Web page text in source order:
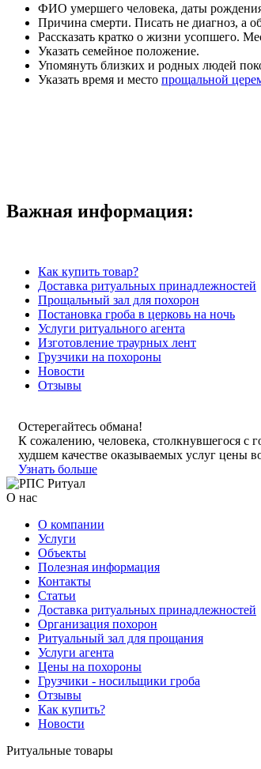
ФИО умершего человека, даты
Причина смерти. Писать не диагноз, а
Рассказать кратко о жизни усопшего.
Указать семейное положение.
Упомянуть близких и родных людей
Указать время и место прощальной
Важная информация:
Как купить товар?
Доставка ритуальных принадлежностей
Прощальный зал для похорон
Постановка гроба в церковь на ночь
Услуги ритуального агента
Изготовление траурных лент
Грузчики на похороны
Новости
Отзывы
Остерегайтесь обмана!
К сожалению, человека, столкнувшегося с
худшем качестве оказываемых услуг цены
Узнать больше
О нас
О компании
Услуги
Объекты
Полезная информация
Контакты
Статьи
Доставка ритуальных принадлежностей
Организация похорон
Ритуальный зал для прощания
Услуги агента
Цены на похороны
Грузчики - носильщики гроба
Отзывы
Как купить?
Новости
Ритуальные товары